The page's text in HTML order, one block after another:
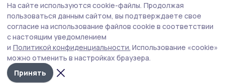
Социальный контракт помогает
участникам спецоперации из Тамбовской
области реализовать бизнес-идеи
В Тамбовской области участники специальной военной
операции и их семьи могут воспользоваться
уникальной мерой поддержки — заключить
На сайте используются cookie-файлы. Продолжая
пользоваться данным сайтом, вы подтверждаете свое
согласие на использование файлов cookie в соответствии
с настоящим уведомлением
и Политикой конфиденциальности. Использование «cookie»
можно отменить в настройках браузера.
Принять